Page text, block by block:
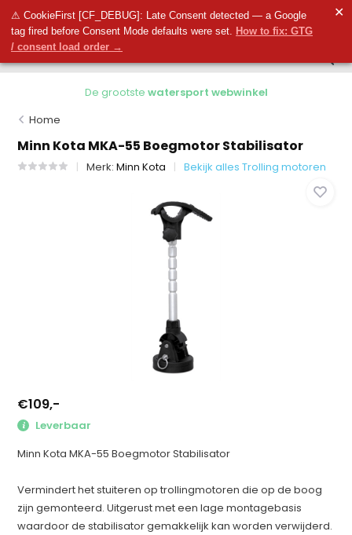
⚠ CookieFirst [CF_DEBUG]: Late Consent detected — a Google
tag fired before Consent Mode defaults were set. How to fix: GTG
/ consent load order →
✕
0 0
De grootstewatersport webwinkel
Home
Minn Kota MKA-55 Boegmotor Stabilisator
Merk:Minn Kota Bekijk alles Trolling motoren
€109,-
Leverbaar
Minn Kota MKA-55 Boegmotor Stabilisator
Vermindert het stuiteren op trollingmotoren die op de boog
zijn gemonteerd. Uitgerust met een lage montagebasis
waardoor de stabilisator gemakkelijk kan worden verwijderd.